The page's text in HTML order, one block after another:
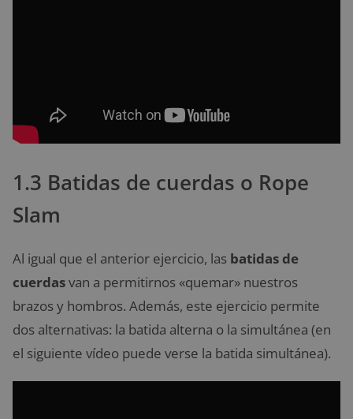
1.3 Batidas de cuerdas o Rope
Slam
Al igual que el anterior ejercicio, las batidas de
cuerdasvan a permitirnos «quemar» nuestros
brazos y hombros. Además, este ejercicio permite
dos alternativas: la batida alterna o la simultánea (en
el siguiente vídeo puede verse la batida simultánea).